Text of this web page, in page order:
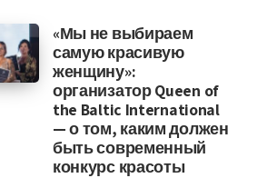
«Мы не выбираем
самую красивую
женщину»:
организатор Queen of
the Baltic International
— о том, каким должен
быть современный
конкурс красоты